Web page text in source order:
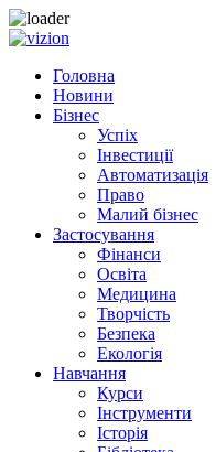
Skip to content
Головна
Новини
Бізнес
Успіх
Інвестиції
Автоматизація
Право
Малий бізнес
Застосування
Фінанси
Освіта
Медицина
Творчість
Безпека
Екологія
Навчання
Курси
Інструменти
Історія